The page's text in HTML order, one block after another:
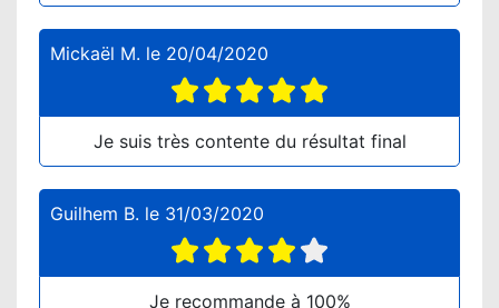
Mickaël M. le 20/04/2020
Je suis très contente du résultat final
Guilhem B. le 31/03/2020
Je recommande à 100%